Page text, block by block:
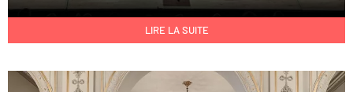
LIRE LA SUITE